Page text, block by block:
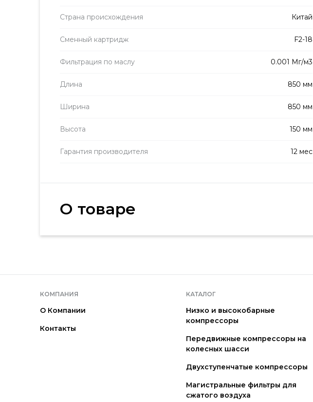
Страна происхождения Китай
Сменный картридж F2-18
Фильтрация по маслу 0.001 Мг/м3
Длина 850 мм
Ширина 850 мм
Высота 150 мм
Гарантия производителя 12 мес
О товаре
КОМПАНИЯ
О Компании
Контакты
КАТАЛОГ
Низко и высокобарные
компрессоры
Передвижные компрессоры на
колесных шасси
Двухступенчатые компрессоры
Магистральные фильтры для
сжатого воздуха